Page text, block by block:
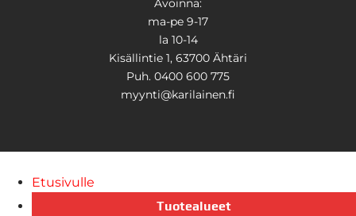
ma-pe 9-17
la 10-14
Kisällintie 1, 63700 Ähtäri
Puh. 0400 600 775
myynti@karilainen.fi
Etusivulle
Tuotealueet